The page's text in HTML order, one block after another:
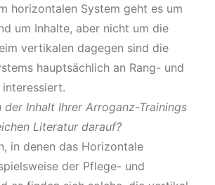
horizontalen System geht es um
um Inhalte, aber nicht um die
vertikalen dagegen sind die
hauptsächlich an Rang- und
interessiert.
der Inhalt Ihrer Arroganz-Trainings
Literatur darauf?
in denen das Horizontale
der Pflege- und